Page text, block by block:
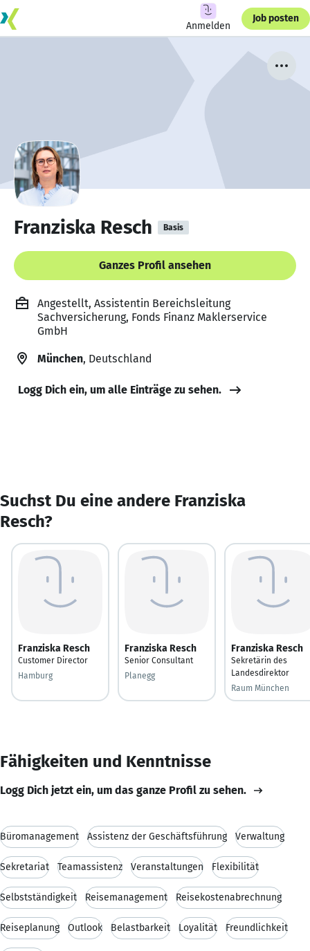
Anmelden
Job posten
Franziska Resch Basis
Ganzes Profil ansehen
Angestellt, Assistentin Bereichsleitung
Sachversicherung, Fonds Finanz Maklerservice
GmbH
München, Deutschland
Logg Dich ein, um alle Einträge zu sehen.
Suchst Du eine andere Franziska
Resch?
Franziska Resch
Customer Director
Hamburg
Franziska Resch
Senior Consultant
Planegg
Franziska Resch
Sekretärin des
Landesdirektor
Raum München
Fähigkeiten und Kenntnisse
Logg Dich jetzt ein, um das ganze Profil zu sehen.
Büromanagement Assistenz der Geschäftsführung Verwaltung
Sekretariat Teamassistenz Veranstaltungen Flexibilität
Selbstständigkeit Reisemanagement Reisekostenabrechnung
Reiseplanung Outlook Belastbarkeit Loyalität Freundlichkeit